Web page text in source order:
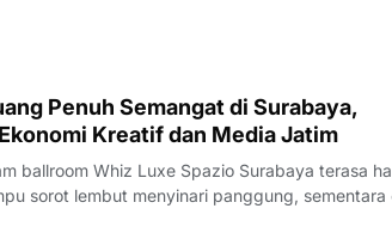
Penuh Semangat di Surabaya,
Kreatif dan Media Jatim
ballroom Whiz Luxe Spazio Surabaya terasa
warna-warni dengan tulisan tegas yang